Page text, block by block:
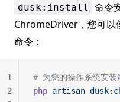
dusk:install
命令
ChromeDriver，您可以
命令：
# 为您的操作系统安
php artisan
1
2